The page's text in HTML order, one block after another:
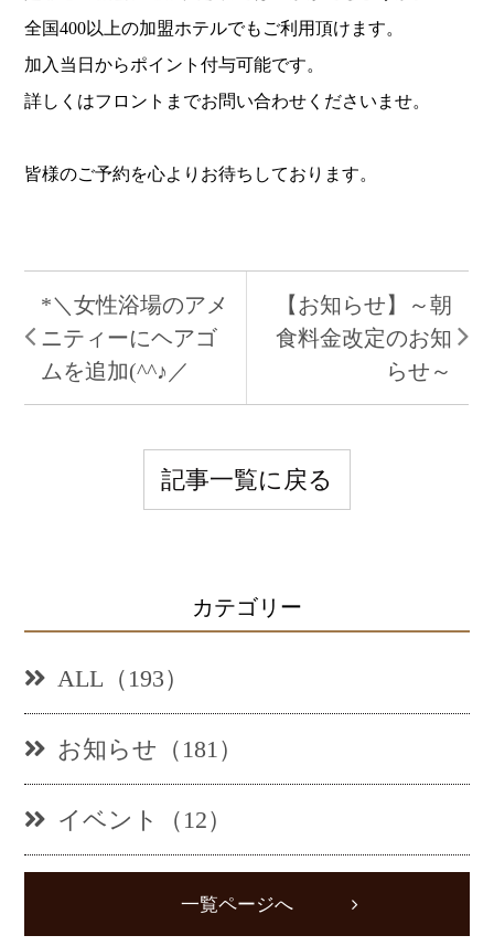
全国400以上の加盟ホテルでもご利用頂けます。
加入当日からポイント付与可能です。
詳しくはフロントまでお問い合わせくださいませ。
皆様のご予約を心よりお待ちしております。
*＼女性浴場のアメ
ニティーにヘアゴ
ムを追加(^^♪／
【お知らせ】～朝
食料金改定のお知
らせ～
記事一覧に戻る
カテゴリー
ALL（193）
お知らせ（181）
イベント（12）
一覧ページへ